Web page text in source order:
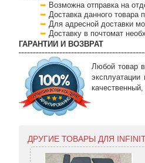
Возможна отправка на
Доставка данного товара
Для адресной доставки
Доставку в почтомат
ГАРАНТИИ И ВОЗВРАТ
Любой товар
ДРУГИЕ ТОВАРЫ ДЛЯ